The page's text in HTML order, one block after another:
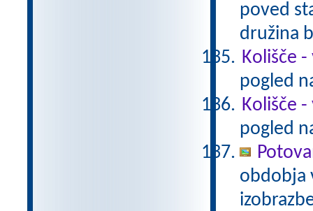
poved
družina
Kolišče
pogled
Kolišče
pogled
obdobja